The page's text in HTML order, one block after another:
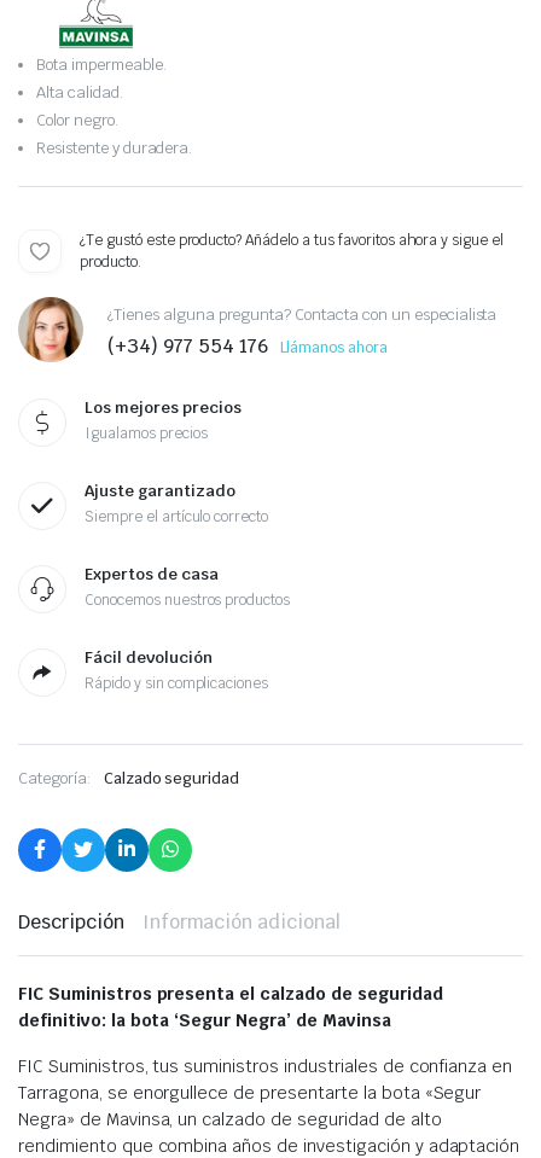
Bota impermeable.
Alta calidad.
Color negro.
Resistente y duradera.
¿Te gustó este producto? Añádelo a tus favoritos ahora y sigue el
producto.
¿Tienes alguna pregunta? Contacta con un especialista
(+34) 977 554 176 Llámanos ahora
Los mejores precios
Igualamos precios
Ajuste garantizado
Siempre el artículo correcto
Expertos de casa
Conocemos nuestros productos
Fácil devolución
Rápido y sin complicaciones
Categoría: Calzado seguridad
Descripción Información adicional
FIC Suministros presenta el calzado de seguridad
definitivo: la bota ‘Segur Negra’ de Mavinsa
FIC Suministros, tus suministros industriales de confianza en
Tarragona, se enorgullece de presentarte la bota «Segur
Negra» de Mavinsa, un calzado de seguridad de alto
rendimiento que combina años de investigación y adaptación